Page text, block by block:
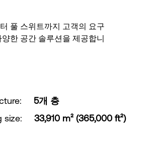
풀 스위트까지 고객의 요구
한 공간 솔루션을 제공합니
:
5개 층
size: 33,910 m² (365,000 ft²)